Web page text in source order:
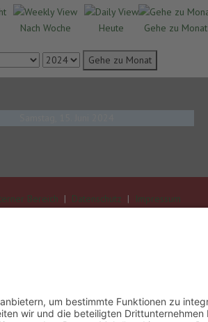
Nach Woche Heute Gehe zu Monat
Gehe zu Monat
Bereich | Datenschutz | Impressum